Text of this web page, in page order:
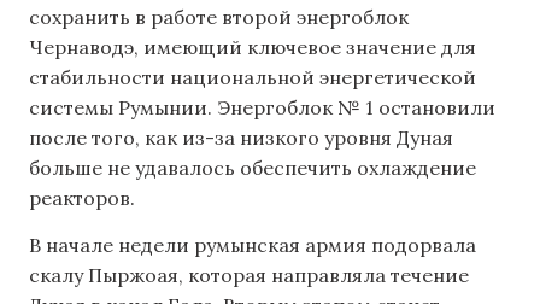
сохранить в работе второй энергоблок
Чернаводэ, имеющий ключевое значение для
стабильности национальной энергетической
системы Румынии. Энергоблок № 1 остановили
после того, как из-за низкого уровня Дуная
больше не удавалось обеспечить охлаждение
реакторов.
В начале недели румынская армия подорвала
скалу Пыржоая, которая направляла течение